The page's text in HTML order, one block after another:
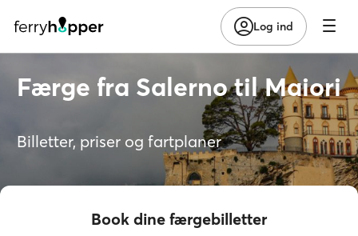
Log ind
Færge fra Salerno til Maiori
Billetter, priser og fartplaner
Book dine færgebilletter